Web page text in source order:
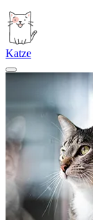
Katze